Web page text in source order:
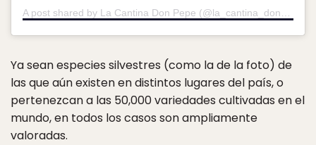
A post shared by La Cantina Don Pepe (@la_cantina_donpepe)
Ya sean especies silvestres (como la de la foto) de
las que aún existen en distintos lugares del país, o
pertenezcan a las 50,000 variedades cultivadas en el
mundo, en todos los casos son ampliamente
valoradas.